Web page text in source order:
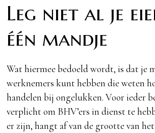
Leg niet al je
één mandje
Wat hiermee bedoeld wordt, is dat je
werknemers kunt hebben die weten
handelen bij ongelukken. Voor ieder
verplicht om BHV’ers in dienst te
er zijn, hangt af van de grootte van